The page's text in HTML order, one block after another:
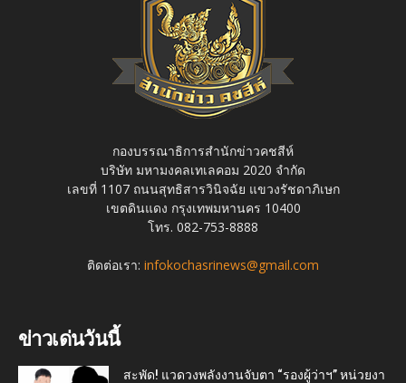
กองบรรณาธิการสำนักข่าวคชสีห์
บริษัท มหามงคลเทเลคอม 2020 จำกัด
เลขที่ 1107 ถนนสุทธิสารวินิจฉัย แขวงรัชดาภิเษก
เขตดินแดง กรุงเทพมหานคร 10400
โทร. 082-753-8888
ติดต่อเรา: infokochasrinews@gmail.com
ข่าวเด่นวันนี้
สะพัด! แวดวงพลังงานจับตา “รองผู้ว่าฯ” หน่วยงา